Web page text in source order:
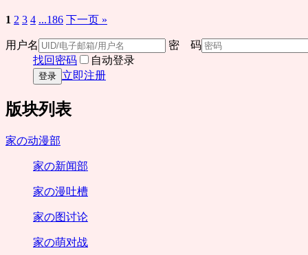
1 2 3 4 ...186 下一页 »
用户名
密 码
找回密码
自动登录
登录 立即注册
版块列表
家の动漫部
家の新闻部
家の漫吐槽
家の图讨论
家の萌对战